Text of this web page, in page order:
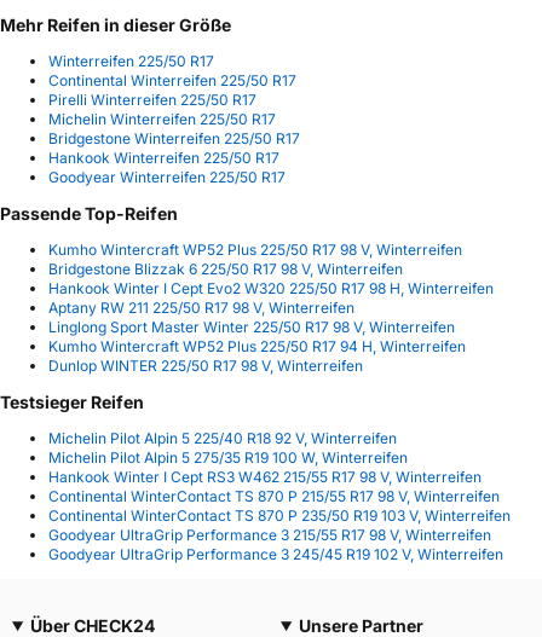
Mehr Reifen in dieser Größe
Winterreifen 225/50 R17
Continental Winterreifen 225/50 R17
Pirelli Winterreifen 225/50 R17
Michelin Winterreifen 225/50 R17
Bridgestone Winterreifen 225/50 R17
Hankook Winterreifen 225/50 R17
Goodyear Winterreifen 225/50 R17
Passende Top-Reifen
Kumho Wintercraft WP52 Plus 225/50 R17 98 V, Winterreifen
Bridgestone Blizzak 6 225/50 R17 98 V, Winterreifen
Hankook Winter I Cept Evo2 W320 225/50 R17 98 H, Winterreifen
Aptany RW 211 225/50 R17 98 V, Winterreifen
Linglong Sport Master Winter 225/50 R17 98 V, Winterreifen
Kumho Wintercraft WP52 Plus 225/50 R17 94 H, Winterreifen
Dunlop WINTER 225/50 R17 98 V, Winterreifen
Testsieger Reifen
Michelin Pilot Alpin 5 225/40 R18 92 V, Winterreifen
Michelin Pilot Alpin 5 275/35 R19 100 W, Winterreifen
Hankook Winter I Cept RS3 W462 215/55 R17 98 V, Winterreifen
Continental WinterContact TS 870 P 215/55 R17 98 V, Winterreifen
Continental WinterContact TS 870 P 235/50 R19 103 V, Winterreifen
Goodyear UltraGrip Performance 3 215/55 R17 98 V, Winterreifen
Goodyear UltraGrip Performance 3 245/45 R19 102 V, Winterreifen
Über CHECK24
Unsere Partner